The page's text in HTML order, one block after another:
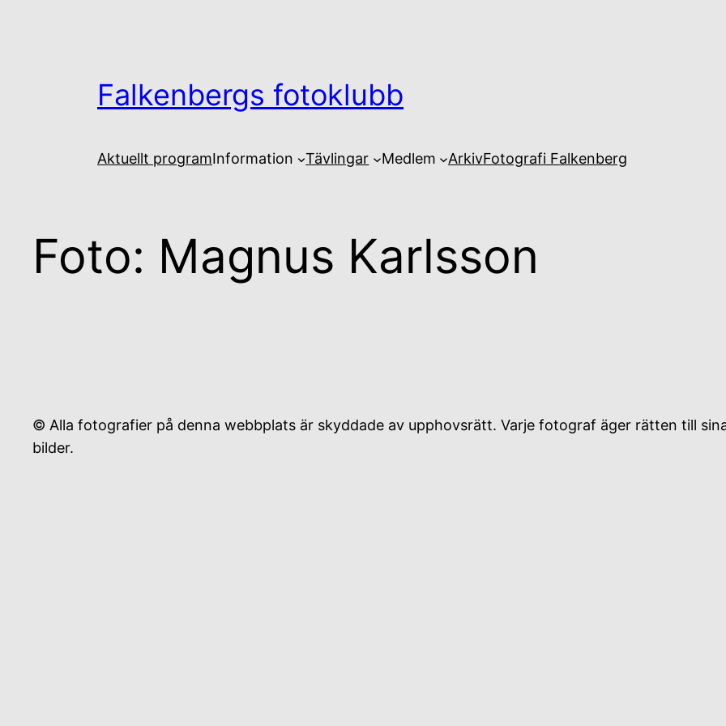
Falkenbergs fotoklubb
Aktuellt programInformation Tävlingar Medlem ArkivFotografi Falkenberg
Foto: Magnus Karlsson
© Alla fotografier på denna webbplats är skyddade av upphovsrätt. Varje fotograf äger rätten till
bilder.